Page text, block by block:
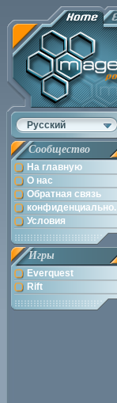
Русский
Сообщество
На главную
О нас
Обратная связь
конфиденциально.
Условия
Игры
Everquest
Rift